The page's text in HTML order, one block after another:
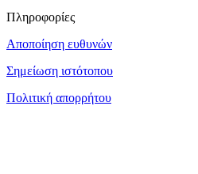
Πληροφορίες
Αποποίηση ευθυνών
Σημείωση ιστότοπου
Πολιτική απορρήτου